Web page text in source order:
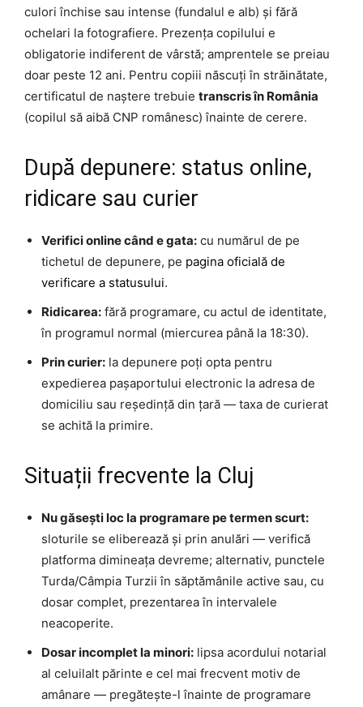
culori închise sau intense (fundalul e alb) și fără
ochelari la fotografiere. Prezența copilului e
obligatorie indiferent de vârstă; amprentele se preiau
doar peste 12 ani. Pentru copiii născuți în străinătate,
certificatul de naștere trebuie transcris în România
(copilul să aibă CNP românesc) înainte de cerere.
După depunere: status online,
ridicare sau curier
Verifici online când e gata: cu numărul de pe
tichetul de depunere, pe pagina oficială de
verificare a statusului.
Ridicarea: fără programare, cu actul de identitate,
în programul normal (miercurea până la 18:30).
Prin curier: la depunere poți opta pentru
expedierea pașaportului electronic la adresa de
domiciliu sau reședință din țară — taxa de curierat
se achită la primire.
Situații frecvente la Cluj
Nu găsești loc la programare pe termen scurt:
sloturile se eliberează și prin anulări — verifică
platforma dimineața devreme; alternativ, punctele
Turda/Câmpia Turzii în săptămânile active sau, cu
dosar complet, prezentarea în intervalele
neacoperite.
Dosar incomplet la minori: lipsa acordului notarial
al celuilalt părinte e cel mai frecvent motiv de
amânare — pregătește-l înainte de programare